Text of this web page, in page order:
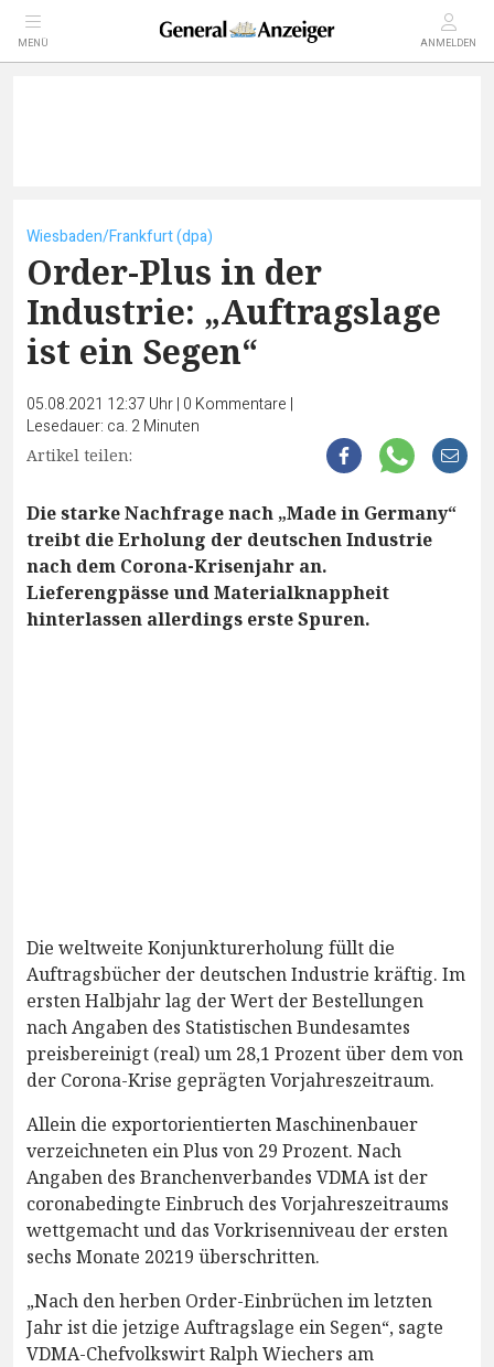
MENÜ ANMELDEN
Wiesbaden/Frankfurt (dpa)
Order-Plus in der
Industrie: „Auftragslage
ist ein Segen“
05.08.2021 12:37 Uhr| 0 Kommentare |
Lesedauer: ca. 2 Minuten
Artikel teilen:
Die starke Nachfrage nach „Made in Germany“
treibt die Erholung der deutschen Industrie
nach dem Corona-Krisenjahr an.
Lieferengpässe und Materialknappheit
hinterlassen allerdings erste Spuren.
Die weltweite Konjunkturerholung füllt die
Auftragsbücher der deutschen Industrie kräftig. Im
ersten Halbjahr lag der Wert der Bestellungen
nach Angaben des Statistischen Bundesamtes
preisbereinigt (real) um 28,1 Prozent über dem von
der Corona-Krise geprägten Vorjahreszeitraum.
Allein die exportorientierten Maschinenbauer
verzeichneten ein Plus von 29 Prozent. Nach
Angaben des Branchenverbandes VDMA ist der
coronabedingte Einbruch des Vorjahreszeitraums
wettgemacht und das Vorkrisenniveau der ersten
sechs Monate 20219 überschritten.
„Nach den herben Order-Einbrüchen im letzten
Jahr ist die jetzige Auftragslage ein Segen“, sagte
VDMA-Chefvolkswirt Ralph Wiechers am